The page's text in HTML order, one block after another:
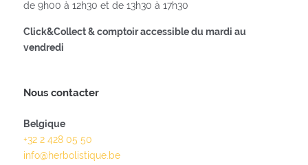
de 9h00 à 12h30 et de 13h30 à 17h30
Click&Collect & comptoir accessible du mardi au
vendredi
Nous contacter
Belgique
+32 2 428 05 50
info@herbolistique.be